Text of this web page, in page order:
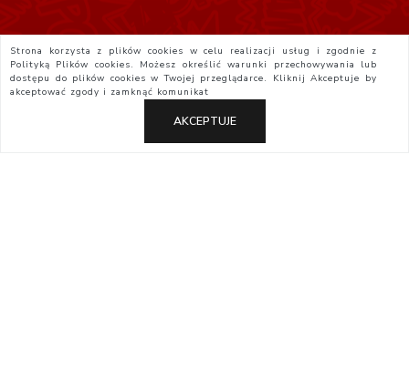
Strona korzysta z plików cookies w celu realizacji usług i zgodnie z
Polityką Plików cookies. Możesz określić warunki przechowywania lub
dostępu do plików cookies w Twojej przeglądarce. KliknijAkceptuje by
akceptować zgody i zamknąć komunikat
AKCEPTUJE